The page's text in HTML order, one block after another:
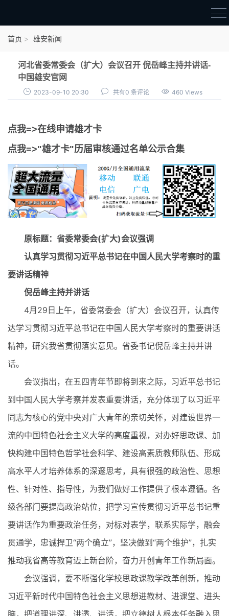
审核通过公示
首页 雄安新闻
河北省委常委会（扩大）会议召开 倪岳峰主持并讲话-
中国雄安官网
2023-09-10 20:30 共有0 条评论 460 Views
点我=>在线申请雄才卡
点我=>"雄才卡"历届审核通过名单公示合集
原标题：省委常委会(扩大)会议强调
认真学习贯彻习近平总书记在中国人民大学考察时的重
要讲话精神
倪岳峰主持并讲话
4月29日上午，省委常委会（扩大）会议召开，认真传
达学习贯彻习近平总书记在中国人民大学考察时的重要讲话
精神，研究我省贯彻落实意见。省委书记倪岳峰主持并讲
话。
会议指出，在五四青年节即将到来之际，习近平总书记
到中国人民大学考察并发表重要讲话，充分体现了以习近平
同志为核心的党中央对广大青年的亲切关怀，对建设世界一
流的中国特色社会主义大学的高度重视，对办好思政课、加
快构建中国特色哲学社会科学、建设高素质教师队伍、形成
高水平人才培养体系的深邃思考，具有很强的政治性、思想
性、针对性、指导性，为我们做好工作提供了根本遵循。各
级各部门要提高政治站位，把学习宣传贯彻习近平总书记重
要讲话作为重要政治任务，对标对表学，联系实际学，融会
贯通学，忠诚捍卫“两个确立”，坚决做到“两个维护”，扎实
推动我省高等教育迈上新台阶，奋力开创青年工作新局面。
会议强调，要不断强化学校思政课教学改革创新，推动
习近平新时代中国特色社会主义思想进教材、进课堂、进头
脑，把道理讲深、讲透、讲活，把立德树人根本任务融入思